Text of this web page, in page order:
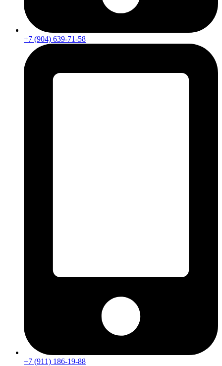
+7 (904) 639-71-58
+7 (911) 186-19-88